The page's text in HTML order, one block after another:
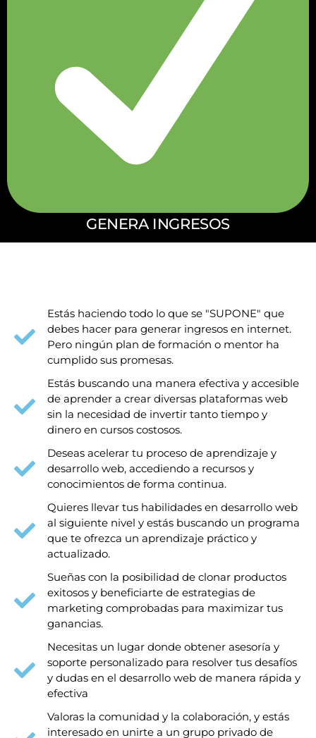
GENERA INGRESOS
Estás haciendo todo lo que se "SUPONE" que
debes hacer para generar ingresos en internet.
Pero ningún plan de formación o mentor ha
cumplido sus promesas.
Estás buscando una manera efectiva y accesible
de aprender a crear diversas plataformas web
sin la necesidad de invertir tanto tiempo y
dinero en cursos costosos.
Deseas acelerar tu proceso de aprendizaje y
desarrollo web, accediendo a recursos y
conocimientos de forma continua.
Quieres llevar tus habilidades en desarrollo web
al siguiente nivel y estás buscando un programa
que te ofrezca un aprendizaje práctico y
actualizado.
Sueñas con la posibilidad de clonar productos
exitosos y beneficiarte de estrategias de
marketing comprobadas para maximizar tus
ganancias.
Necesitas un lugar donde obtener asesoría y
soporte personalizado para resolver tus desafíos
y dudas en el desarrollo web de manera rápida y
efectiva
Valoras la comunidad y la colaboración, y estás
interesado en unirte a un grupo privado de